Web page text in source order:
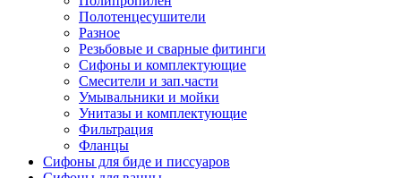
Полотенцесушители
Разное
Резьбовые и сварные фитинги
Сифоны и комплектующие
Смесители и зап.части
Умывальники и мойки
Унитазы и комплектующие
Фильтрация
Фланцы
Сифоны для биде и писсуаров